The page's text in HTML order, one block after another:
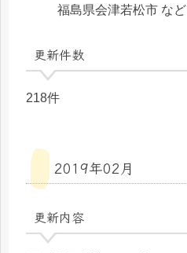
福島県会津若松市 など
更新件数
218件
2019年02月
更新内容